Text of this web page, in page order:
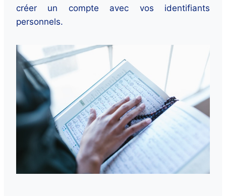
créer un compte avec vos identifiants
personnels.